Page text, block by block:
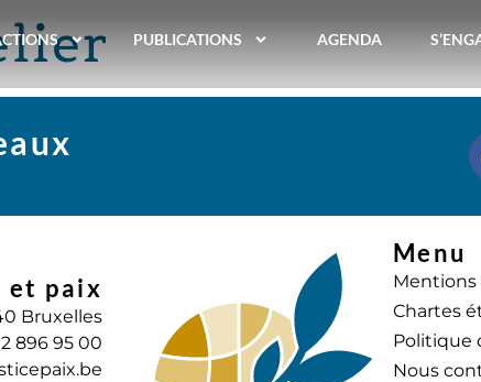
PUBLICATIONS AGENDA
et paix
Bruxelles
2 896 95 00
Menu
Mentions
Chartes
Politique
Nous